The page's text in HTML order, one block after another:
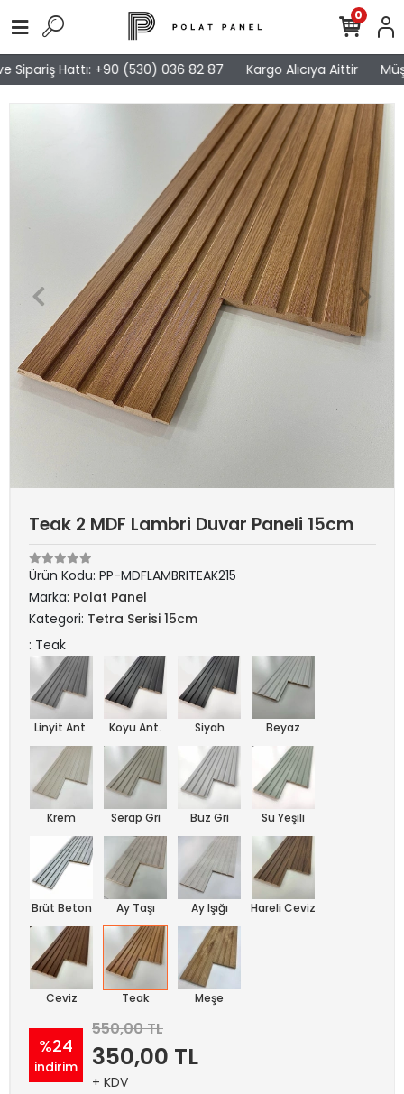
Hattı: +90 (530) 036 82 87 Kargo Alıcıya Aittir
0
Teak 2 MDF Lambri Duvar Paneli 15cm
Ürün Kodu: PP-MDFLAMBRITEAK215
Marka: Polat Panel
Kategori: Tetra Serisi 15cm
: Teak
Linyit Ant. Koyu Ant. Siyah Beyaz
Krem Serap Gri Buz Gri Su Yeşili
Brüt Beton Ay Taşı Ay Işığı Hareli Ceviz
Ceviz Teak Meşe
%24
indirim
550,00 TL
350,00 TL
+ KDV